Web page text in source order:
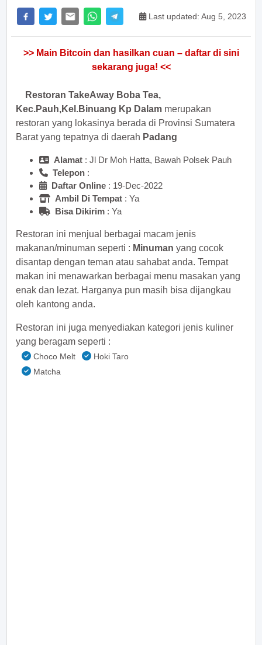
Last updated: Aug 5, 2023
>> Main Bitcoin dan hasilkan cuan – daftar di sini
sekarang juga! <<
Restoran TakeAway Boba Tea,
Kec.Pauh,Kel.Binuang Kp Dalam merupakan
restoran yang lokasinya berada di Provinsi Sumatera
Barat yang tepatnya di daerah Padang
Alamat : Jl Dr Moh Hatta, Bawah Polsek Pauh
Telepon :
Daftar Online : 19-Dec-2022
Ambil Di Tempat : Ya
Bisa Dikirim : Ya
Restoran ini menjual berbagai macam jenis
makanan/minuman seperti : Minuman yang cocok
disantap dengan teman atau sahabat anda. Tempat
makan ini menawarkan berbagai menu masakan yang
enak dan lezat. Harganya pun masih bisa dijangkau
oleh kantong anda.
Restoran ini juga menyediakan kategori jenis kuliner
yang beragam seperti :
Choco Melt
Hoki Taro
Matcha